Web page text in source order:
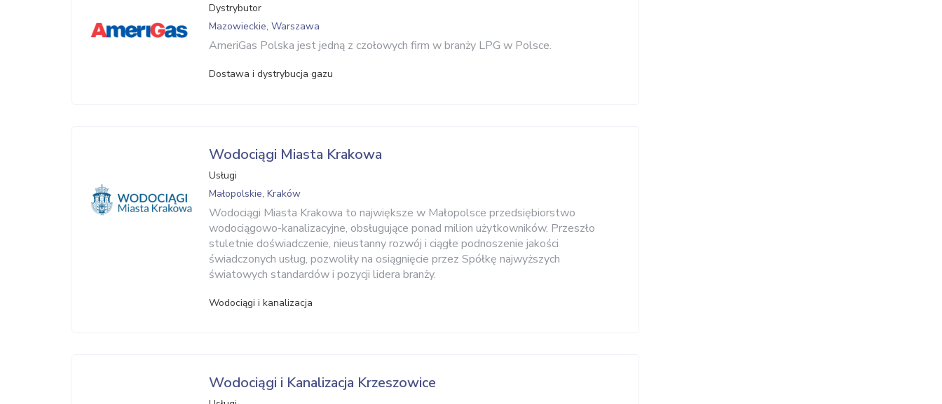
Dystrybutor
Mazowieckie, Warszawa
AmeriGas Polska jest jedną z czołowych firm w branży LPG w Polsce.
Dostawa i dystrybucja gazu
Wodociągi Miasta Krakowa
Usługi
Małopolskie, Kraków
Wodociągi Miasta Krakowa to największe w Małopolsce przedsiębiorstwo
wodociągowo-kanalizacyjne, obsługujące ponad milion użytkowników. Przeszło
stuletnie doświadczenie, nieustanny rozwój i ciągłe podnoszenie jakości
świadczonych usług, pozwoliły na osiągnięcie przez Spółkę najwyższych
światowych standardów i pozycji lidera branży.
Wodociągi i kanalizacja
Wodociągi i Kanalizacja Krzeszowice